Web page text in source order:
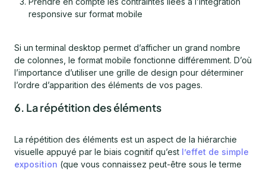
responsive sur format mobile
Si un terminal desktop permet d’afficher un grand nombre
de colonnes, le format mobile fonctionne différemment. D’où
l’importance d’utiliser une grille de design pour déterminer
l’ordre d’apparition des éléments de vos pages.
6. La répétition des éléments
La répétition des éléments est un aspect de la hiérarchie
visuelle appuyé par le biais cognitif qu’est l’effet de simple
exposition (que vous connaissez peut-être sous le terme